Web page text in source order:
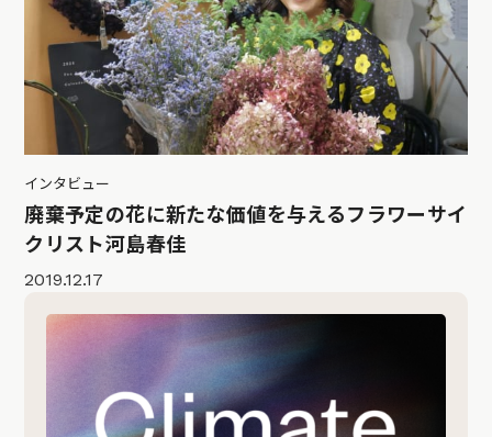
インタビュー
廃棄予定の花に新たな価値を与えるフラワーサイ
クリスト河島春佳
2019.12.17